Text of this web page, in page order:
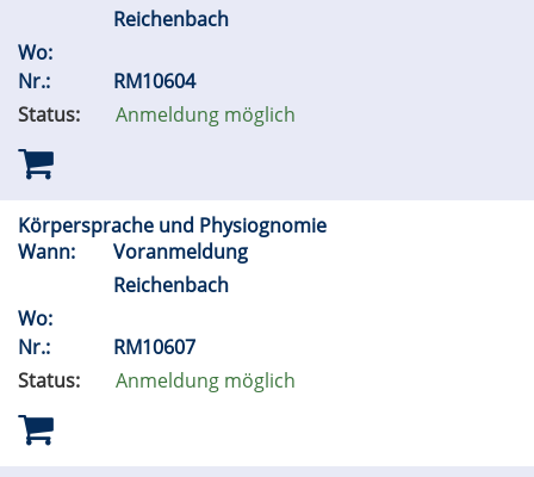
Reichenbach
Wo:
Nr.:
RM10604
Status:
Anmeldung möglich
Körpersprache und Physiognomie
Wann:
Voranmeldung
Reichenbach
Wo:
Nr.:
RM10607
Status:
Anmeldung möglich